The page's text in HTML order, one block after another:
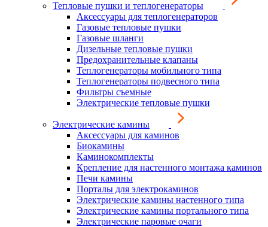
Тепловые пушки и теплогенераторы
Аксессуары для теплогенераторов
Газовые тепловые пушки
Газовые шланги
Дизельные тепловые пушки
Предохранительные клапаны
Теплогенераторы мобильного типа
Теплогенераторы подвесного типа
Фильтры съемные
Электрические тепловые пушки
Электрические камины
Аксессуары для каминов
Биокамины
Каминокомплекты
Крепление для настенного монтажа каминов
Печи камины
Порталы для электрокаминов
Электрические камины настенного типа
Электрические камины портального типа
Электрические паровые очаги